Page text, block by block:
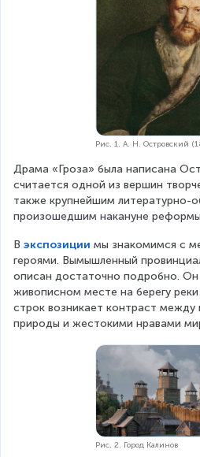
Рис. 1. А. Н. Островский
Драма «Гроза» была написана
считается одной из вершин
также крупнейшим литературно-
произошедшим накануне
В экспозиции мы знакомимся с
героями. Вымышленный
описан достаточно подробно.
живописном месте на берегу
строк возникает контраст
природы и жестокими нравами
Рис. 2. Город Калинов